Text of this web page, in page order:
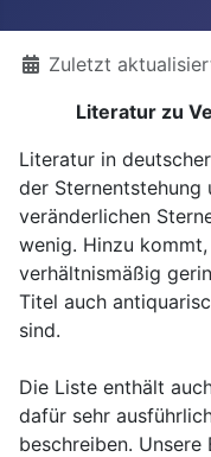
DetailsZuletzt
Literatur zu
Literatur in
der Sternentstehung
veränderlichen
wenig. Hinzu
verhältnismäßig
Titel auch
sind.
Die Liste enthält
dafür sehr
beschreiben.